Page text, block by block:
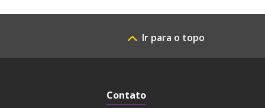
Ir para o topo
Contato